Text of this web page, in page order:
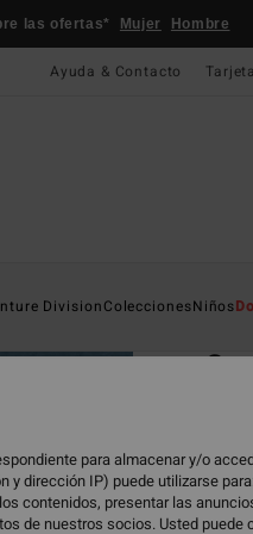
las ofertas* Mujer Hombre
Ayuda & Contacto
DivisionColeccionesNiños
ECO-
59,95
para almacenar y/o
dirección IP) puede utilizarse
contenidos, presentar las
de nuestros socios. Usted puede